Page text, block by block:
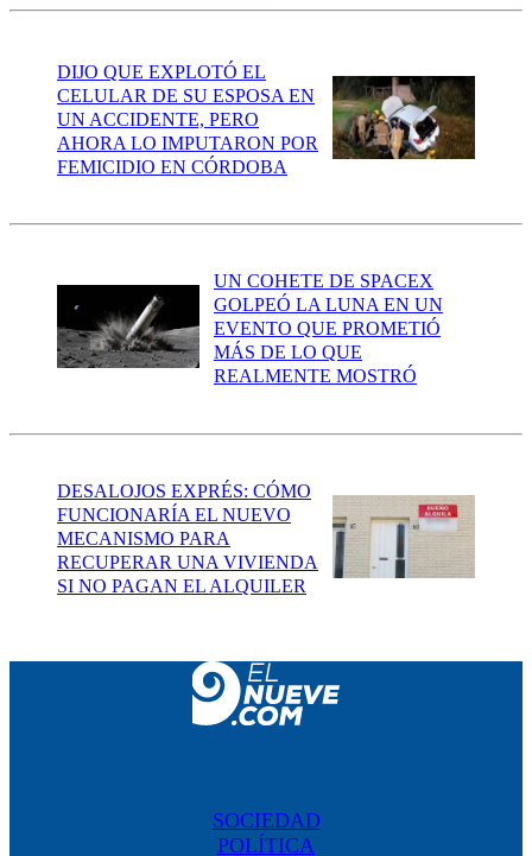
DIJO QUE EXPLOTÓ EL
CELULAR DE SU ESPOSA EN
UN ACCIDENTE, PERO
AHORA LO IMPUTARON POR
FEMICIDIO EN CÓRDOBA
UN COHETE DE SPACEX
GOLPEÓ LA LUNA EN UN
EVENTO QUE PROMETIÓ
MÁS DE LO QUE
REALMENTE MOSTRÓ
DESALOJOS EXPRÉS: CÓMO
FUNCIONARÍA EL NUEVO
MECANISMO PARA
RECUPERAR UNA VIVIENDA
SI NO PAGAN EL ALQUILER
SOCIEDAD
POLÍTICA